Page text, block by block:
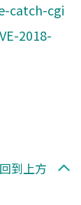
catch-cgi
2018-
回到上方